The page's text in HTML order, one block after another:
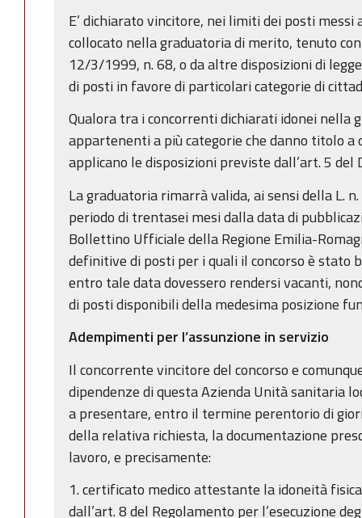
E’ dichiarato vincitore, nei limiti dei posti
collocato nella graduatoria di merito, tenuto
12/3/1999, n. 68, o da altre disposizioni di
di posti in favore di particolari categorie di
Qualora tra i concorrenti dichiarati idonei nella
appartenenti a più categorie che danno titolo
applicano le disposizioni previste dall’art. 5 del
La graduatoria rimarrà valida, ai sensi della L.
periodo di trentasei mesi dalla data di
Bollettino Ufficiale della Regione Emilia-
definitive di posti per i quali il concorso è stato
entro tale data dovessero rendersi vacanti,
di posti disponibili della medesima posizione
Adempimenti per l’assunzione in servizio
Il concorrente vincitore del concorso e
dipendenze di questa Azienda Unità sanitaria
a presentare, entro il termine perentorio di
della relativa richiesta, la documentazione
lavoro, e precisamente:
1. certificato medico attestante la idoneità
dall’art. 8 del Regolamento per l’esecuzione